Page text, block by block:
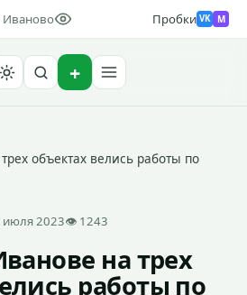
Иваново Пробки VK M
объектах велись работы по
2023👁 1243
на трех
работы по